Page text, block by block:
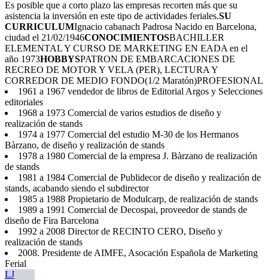
Es posible que a corto plazo las empresas recorten más que su
asistencia la inversión en este tipo de actividades feriales.SU
CURRICULUMIgnacio cabanach Padrosa Nacido en Barcelona,
ciudad el 21/02/1946CONOCIMIENTOSBACHILLER
ELEMENTAL Y CURSO DE MARKETING EN EADA en el
año 1973HOBBYSPATRON DE EMBARCACIONES DE
RECREO DE MOTOR Y VELA (PER), LECTURA Y
CORREDOR DE MEDIO FONDO(1/2 Maratón)PROFESIONAL
1961 a 1967 vendedor de libros de Editorial Argos y Selecciones
editoriales
1968 a 1973 Comercial de varios estudios de diseño y
realización de stands
1974 a 1977 Comercial del estudio M-30 de los Hermanos
Bàrzano, de diseño y realización de stands
1978 a 1980 Comercial de la empresa J. Bàrzano de realización
de stands
1981 a 1984 Comercial de Publidecor de diseño y realización de
stands, acabando siendo el subdirector
1985 a 1988 Propietario de Modulcarp, de realización de stands
1989 a 1991 Comercial de Decospai, proveedor de stands de
diseño de Fira Barcelona
1992 a 2008 Director de RECINTO CERO, Diseño y
realización de stands
2008. Presidente de AIMFE, Asocación Española de Marketing
Ferial
LJ